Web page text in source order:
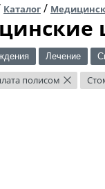
Каталог /
Лечение
полисом ×